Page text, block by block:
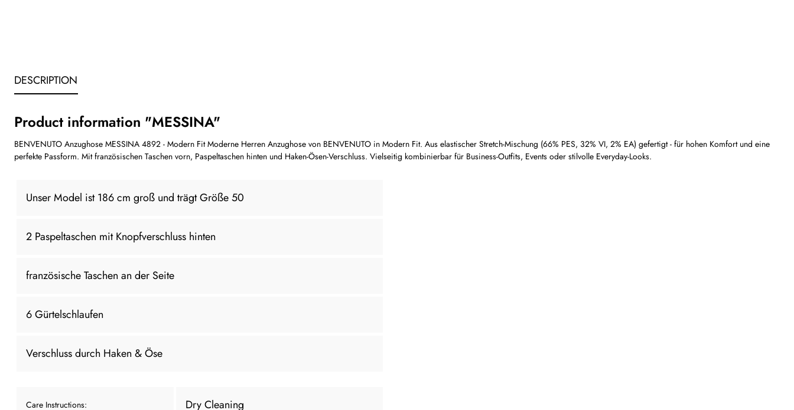
DESCRIPTION
Product information "MESSINA"
BENVENUTO Anzughose MESSINA 4892 - Modern Fit Moderne Herren Anzughose von BENVENUTO in Modern Fit. Aus elastischer Stretch-Mischung (66% PES, 32% VI, 2% EA) gefertigt - für hohen Komfort und eine
perfekte Passform. Mit französischen Taschen vorn, Paspeltaschen hinten und Haken-Ösen-Verschluss. Vielseitig kombinierbar für Business-Outfits, Events oder stilvolle Everyday-Looks.
Unser Model ist 186 cm groß und trägt Größe 50
2 Paspeltaschen mit Knopfverschluss hinten
französische Taschen an der Seite
6 Gürtelschlaufen
Verschluss durch Haken & Öse
Care Instructions: Dry Cleaning